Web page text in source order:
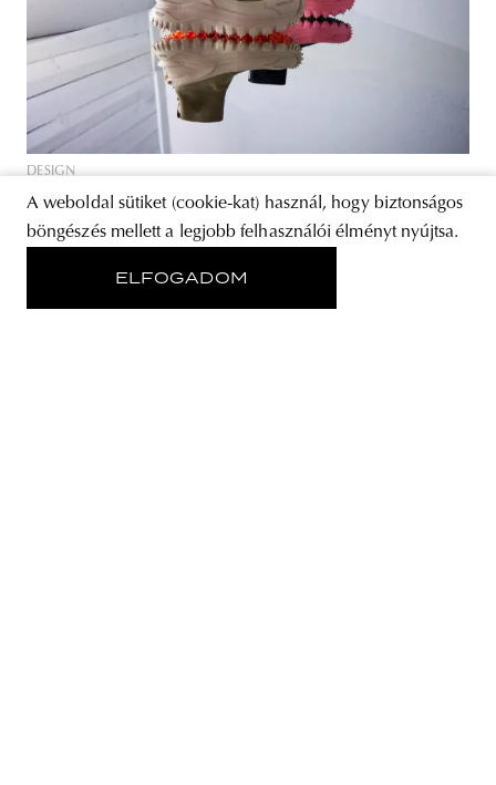
DESIGN
A Moncler Studio Ascenti ebben az
évben Párizsban kápráztatja el
A weboldal sütiket (cookie-kat) használ, hogy biztonságos
böngészés mellett a legjobb felhasználói élményt nyújtsa.
ELFOGADOM